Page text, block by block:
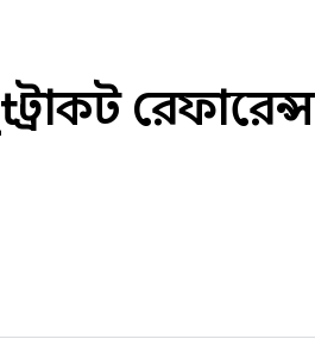
t স্ট্রাকট রেফারেন্স